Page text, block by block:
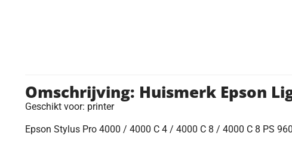
Omschrijving: Huismerk Epson
Geschikt voor: printer
Epson Stylus Pro 4000 / 4000 C 4 / 4000 C 8 / 4000 C 8 PS